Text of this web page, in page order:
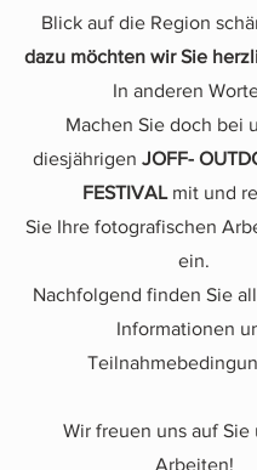
Blick auf die Region
dazu möchten wir Sie
In anderen
Machen Sie doch bei
diesjährigen JOFF-
FESTIVAL mit und
Sie Ihre fotografischen
ein.
Nachfolgend finden Sie
Informationen
Wir freuen uns auf Sie
Arbeiten!